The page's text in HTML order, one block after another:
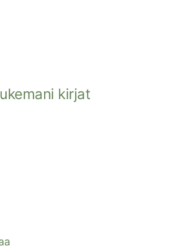
kirjat